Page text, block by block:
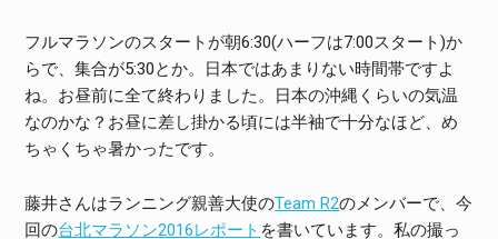
フルマラソンのスタートが朝6:30(ハーフは7:00スタート)か
らで、集合が5:30とか。日本ではあまりない時間帯ですよ
ね。お昼前に全て終わりました。日本の沖縄くらいの気温
なのかな？お昼に差し掛かる頃には半袖で十分なほど、め
ちゃくちゃ暑かったです。
藤井さんはランニング親善大使のTeam R2のメンバーで、今
回の台北マラソン2016レポート を書いています。私の撮っ